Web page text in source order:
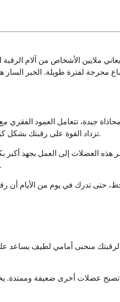
ملايين الأشخاص من آلام
حوالي 10 إلى 12 رطلاً. عندما تجلس مع
تزداد القوة على رقبتك بشكل كبير. لكل بوصة يتحرك فيها رأسك إلى الأمام، يمكن أن يزيد الضغط على رقبتك بحوالي 10 أرطال.
العضلات إلى العمل بجهد أكبر
والإرهاق. يمكن أن تصاب مفاصلك والأنسجة الرخوة المحيطة بها بالتهيج بسبب الضغط المستمر.
حتى تدرك في يوم من الأيام
لرقبتك منحنى أمامي لطيف يساعد
عضلات أخرى ضعيفة وممتدة. يخلق